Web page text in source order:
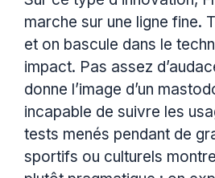
marche sur une ligne fine.
et on bascule dans le
impact. Pas assez
donne l’image d’un
incapable de suivre les
tests menés pendant de
sportifs ou culturels